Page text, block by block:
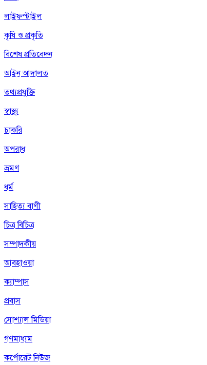
লাইফস্টাইল
কৃষি ও প্রকৃতি
বিশেষ প্রতিবেদন
আইন আদালত
তথ্যপ্রযুক্তি
স্বাস্থ্য
চাকরি
অপরাধ
ভ্রমণ
ধর্ম
সাহিত্য বাণী
চিত্র বিচিত্র
সম্পাদকীয়
আবহাওয়া
ক্যাম্পাস
প্রবাস
সোশ্যাল মিডিয়া
গণমাধ্যম
কর্পোরেট নিউজ